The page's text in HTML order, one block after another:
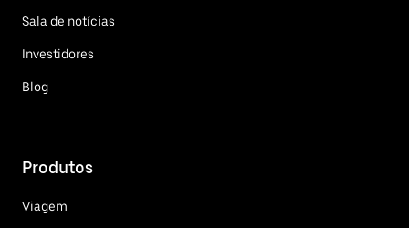
Sala de notícias
Investidores
Blog
Produtos
Viagem